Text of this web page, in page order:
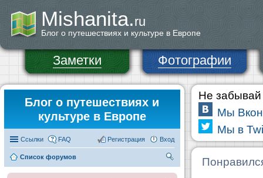
Mishanita.ru
Блог о путешествиях и культуре в Европе
Заметки Фотографии
Блог о путешествиях и
культуре в Европе
Ссылки FAQ Вход
Регистрация
Список форумов
Не забывай
Мы
Мы в